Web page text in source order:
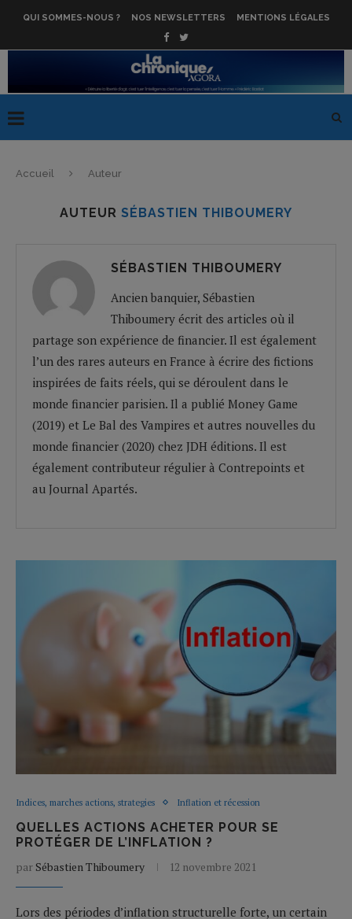
QUI SOMMES-NOUS ? NOS NEWSLETTERS MENTIONS LÉGALES
Accueil Auteur
AUTEUR SÉBASTIEN THIBOUMERY
SÉBASTIEN THIBOUMERY
Ancien banquier, Sébastien
Thiboumery écrit des articles où il
partage son expérience de financier. Il est également
l’un des rares auteurs en France à écrire des fictions
inspirées de faits réels, qui se déroulent dans le
monde financier parisien. Il a publié Money Game
(2019) et Le Bal des Vampires et autres nouvelles du
monde financier (2020) chez JDH éditions. Il est
également contributeur régulier à Contrepoints et
au Journal Apartés.
Indices, marches actions, strategies Inflation et récession
QUELLES ACTIONS ACHETER POUR SE
PROTÉGER DE L’INFLATION ?
par Sébastien Thiboumery 12 novembre 2021
Lors des périodes d’inflation structurelle forte, un certain